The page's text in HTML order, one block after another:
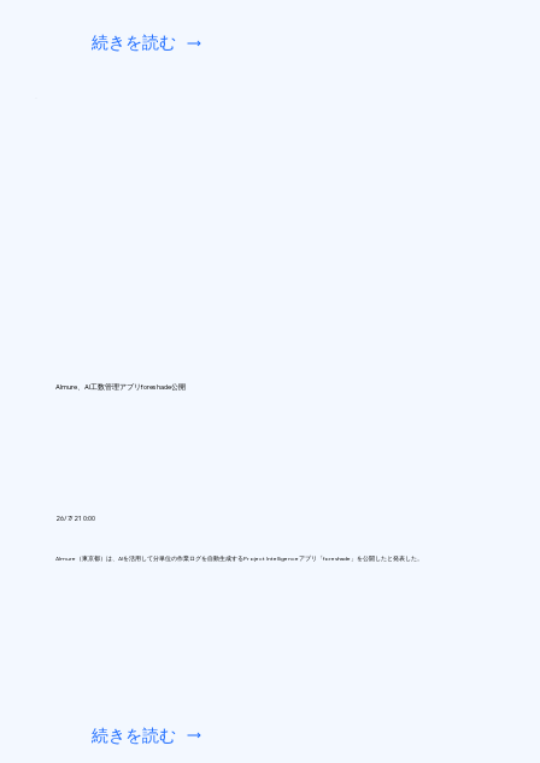
続きを読む
Almure、AI工数管理アプリforeshade公開
26/7/21 0:00
Almure（東京都）は、AIを活用して分単位の作業ログを自動生成するProject Intelligenceアプリ「foreshade」を公開したと発表した。
続きを読む